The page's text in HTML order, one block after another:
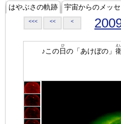
はやぶさの軌跡 宇宙からのメッ
<<< << <
♪この日
ひ
の「あけぼの」
え